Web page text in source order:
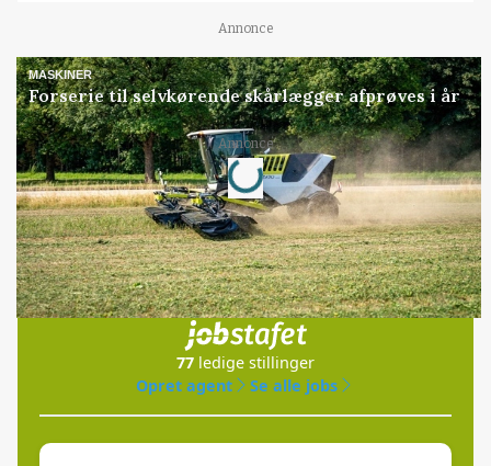
Annonce
MASKINER
Forserie til selvkørende skårlægger afprøves i år
Annonce
Loading...
Jobs
i samarbejde med
77 ledige stillinger
Opret agent
Se alle jobs